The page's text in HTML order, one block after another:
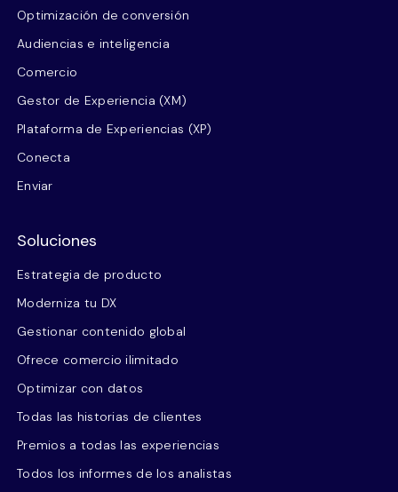
Optimización de conversión
Audiencias e inteligencia
Comercio
Gestor de Experiencia (XM)
Plataforma de Experiencias (XP)
Conecta
Enviar
Soluciones
Estrategia de producto
Moderniza tu DX
Gestionar contenido global
Ofrece comercio ilimitado
Optimizar con datos
Todas las historias de clientes
Premios a todas las experiencias
Todos los informes de los analistas